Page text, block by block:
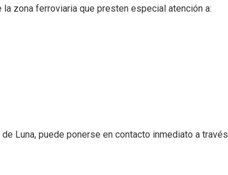
zona ferroviaria que presten especial atención a:
Luna, puede ponerse en contacto inmediato a través